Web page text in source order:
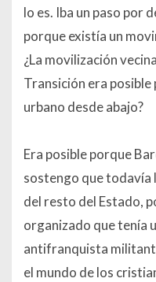
lo es. Iba un paso por
porque existía un
¿La movilización
Transición era posible
urbano desde abajo?
Era posible porque
sostengo que todavía
del resto del Estado,
organizado que tenía
antifranquista
el mundo de los